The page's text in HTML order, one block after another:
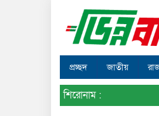
প্রচ্ছদ জাতীয়
শিরোনাম :